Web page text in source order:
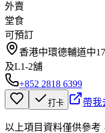
外賣
堂食
可預訂
香港中環德輔道中
及L1-2舖
+852 2818 6399
打卡 帶我
以上項目資料僅供參考